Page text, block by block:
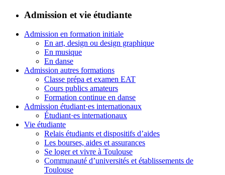
Admission et vie étudiante
Admission en formation initiale
En art, design ou design graphique
En musique
En danse
Admission autres formations
Classe prépa et examen EAT
Cours publics amateurs
Formation continue en danse
Admission étudiant·es internationaux
Étudiant·es internationaux
Vie étudiante
Relais étudiants et dispositifs d’aides
Les bourses, aides et assurances
Se loger et vivre à Toulouse
Communauté d’universités et établissements de
Toulouse